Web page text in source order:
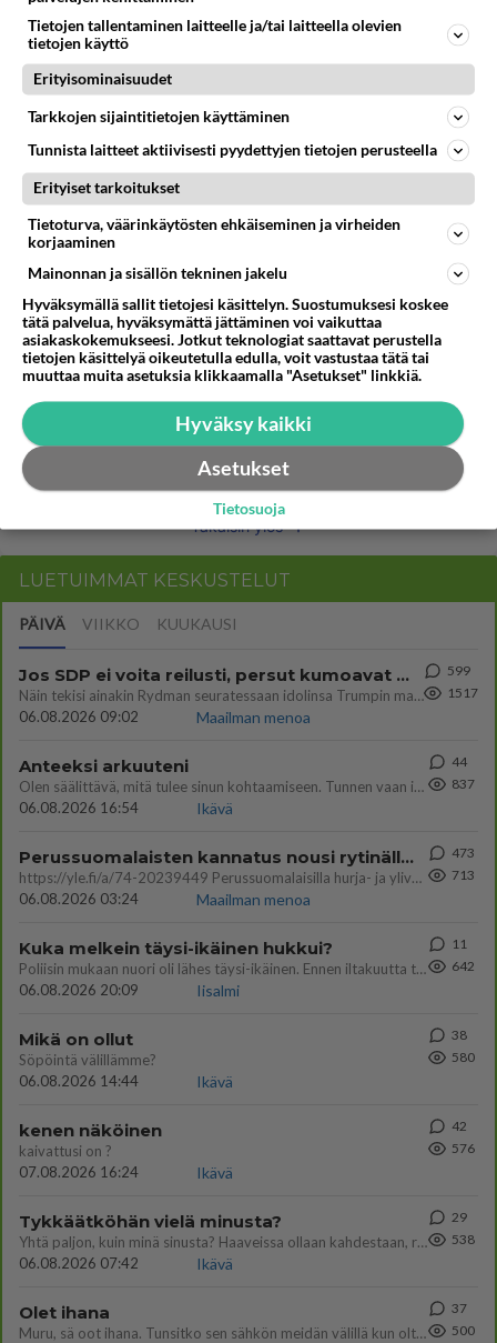
2024-02-28 19:13:14
Jokaisen illan jälkeen nousee päivä uus.
Auringon tai pilven kera. Päivä kerrallaan
kevättä kohti.
Äänestä Kommentoi
Anonyymi
2024-02-28 19:42:56
Ei ole mitään iltaa. Etkö tajua?
Äänestä Kommentoi
Kommentoi aloitusta...
Ketjusta on poistettu3sääntöjenvastaista viestiä.
Takaisin ylös
LUETUIMMAT KESKUSTELUT
PÄIVÄ VIIKKO KUUKAUSI
Jos SDP ei voita reilusti, persut kumoavat demokratian Suomesta
Näin tekisi ainakin Rydman seuratessaan idolinsa Trumpin mallia https://www.is.fi/politiikka/art-2000012187244.html
06.08.2026 09:02
Maailman menoa
599
1517
Anteeksi arkuuteni
Olen säälittävä, mitä tulee sinun kohtaamiseen. Tunnen vaan itseni todella epävarmaksi sun kanssa. Jos minun olisi pitän
06.08.2026 16:54
Ikävä
44
837
Perussuomalaisten kannatus nousi rytinällä Ylen tänään julkaisemassa tuoreimmassa gallup-kyselyssä.
https://yle.fi/a/74-20239449 Perussuomalaisilla hurja- ja ylivoimaisesti suurin nousu tässä uudessa Ylen gallupissa. Kyl
06.08.2026 03:24
Maailman menoa
473
713
Kuka melkein täysi-ikäinen hukkui?
Poliisin mukaan nuori oli lähes täysi-ikäinen. Ennen iltakuutta tulleen ilmoituksen mukaan ihminen oli joutunut mahdoll
06.08.2026 20:09
Iisalmi
11
642
Mikä on ollut
Söpöintä välillämme?
06.08.2026 14:44
Ikävä
38
580
kenen näköinen
kaivattusi on ?
07.08.2026 16:24
Ikävä
42
576
Tykkäätköhän vielä minusta?
Yhtä paljon, kuin minä sinusta? Haaveissa ollaan kahdestaan, rauhassa ja lähennytään fyysisesti ja tutustutaan syvemmin
06.08.2026 07:42
Ikävä
29
538
Olet ihana
Muru, sä oot ihana. Tunsitko sen sähkön meidän välillä kun oltiin ihan låhekkäin? 👩‍❤️‍👩❤️😼😘
37
500
Tietojen tallentaminen laitteelle ja/tai laitteella olevien
tietojen käyttö
Erityisominaisuudet
Tarkkojen sijaintitietojen käyttäminen
Tunnista laitteet aktiivisesti pyydettyjen tietojen perusteella
Erityiset tarkoitukset
Tietoturva, väärinkäytösten ehkäiseminen ja virheiden
korjaaminen
Mainonnan ja sisällön tekninen jakelu
Hyväksymällä sallit tietojesi käsittelyn. Suostumuksesi koskee
tätä palvelua, hyväksymättä jättäminen voi vaikuttaa
asiakaskokemukseesi. Jotkut teknologiat saattavat perustella
tietojen käsittelyä oikeutetulla edulla, voit vastustaa tätä tai
muuttaa muita asetuksia klikkaamalla "Asetukset" linkkiä.
Hyväksy kaikki
Asetukset
Tietosuoja